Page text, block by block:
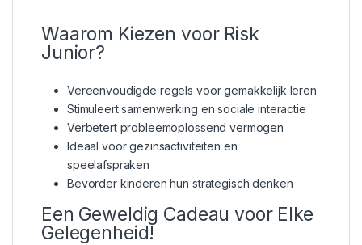
Waarom Kiezen voor Risk
Junior?
Vereenvoudigde regels voor gemakkelijk leren
Stimuleert samenwerking en sociale interactie
Verbetert probleemoplossend vermogen
Ideaal voor gezinsactiviteiten en
speelafspraken
Bevorder kinderen hun strategisch denken
Een Geweldig Cadeau voor Elke
Gelegenheid!